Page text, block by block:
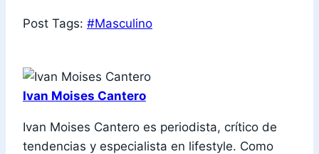
Post Tags: #Masculino
Ivan Moises Cantero
Ivan Moises Cantero es periodista, crítico de
tendencias y especialista en lifestyle. Como